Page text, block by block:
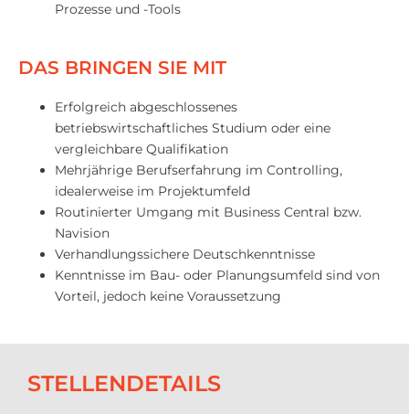
Prozesse und -Tools
DAS BRINGEN SIE MIT
Erfolgreich abgeschlossenes
betriebswirtschaftliches Studium oder eine
vergleichbare Qualifikation
Mehrjährige Berufserfahrung im Controlling,
idealerweise im Projektumfeld
Routinierter Umgang mit Business Central bzw.
Navision
Verhandlungssichere Deutschkenntnisse
Kenntnisse im Bau- oder Planungsumfeld sind von
Vorteil, jedoch keine Voraussetzung
STELLENDETAILS